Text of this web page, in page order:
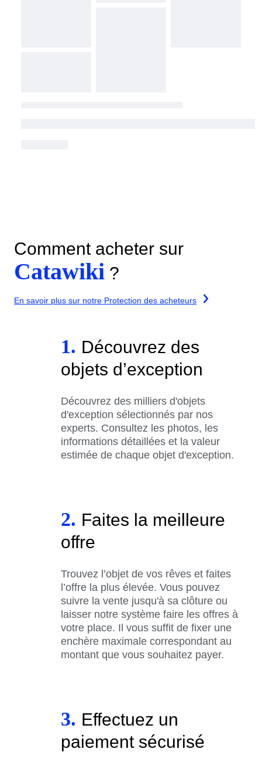
Comment acheter sur
Catawiki ?
En savoir plus sur notre Protection des acheteurs
1. Découvrez des
objets d’exception
Découvrez des milliers d'objets
d'exception sélectionnés par nos
experts. Consultez les photos, les
informations détaillées et la valeur
estimée de chaque objet d'exception.
2. Faites la meilleure
offre
Trouvez l’objet de vos rêves et faites
l’offre la plus élevée. Vous pouvez
suivre la vente jusqu'à sa clôture ou
laisser notre système faire les offres à
votre place. Il vous suffit de fixer une
enchère maximale correspondant au
montant que vous souhaitez payer.
3. Effectuez un
paiement sécurisé